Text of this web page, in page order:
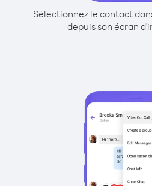
Sélectionnez le contact
depuis son écran